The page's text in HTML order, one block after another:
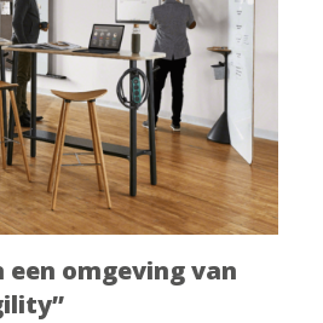
een omgeving van